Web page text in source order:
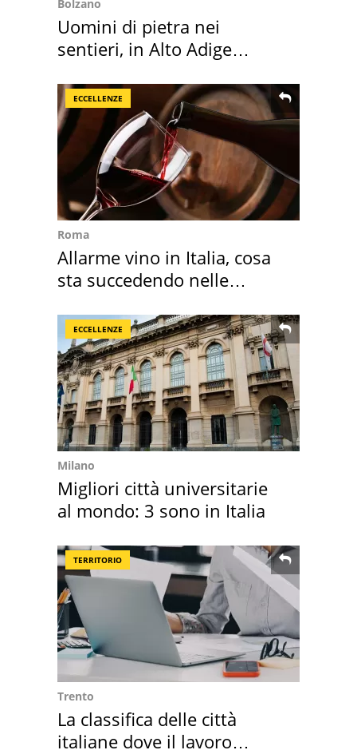
Bolzano
Uomini di pietra nei
sentieri, in Alto Adige
ECCELLENZE
Roma
Allarme vino in Italia, cosa
sta succedendo nelle
ECCELLENZE
Milano
Migliori città universitarie
al mondo: 3 sono in Italia
TERRITORIO
Trento
La classifica delle città
italiane dove il lavoro